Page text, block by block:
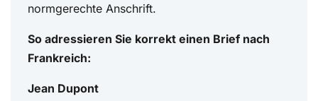
normgerechte Anschrift.
So adressieren Sie korrekt einen Brief nach
Frankreich:
Jean Dupont